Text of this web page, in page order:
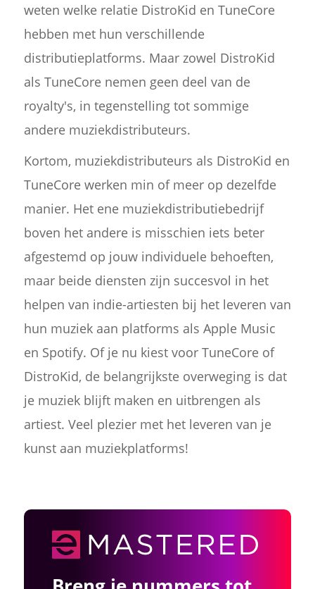
weten welke relatie DistroKid en TuneCore
hebben met hun verschillende
distributieplatforms. Maar zowel DistroKid
als TuneCore nemen geen deel van de
royalty's, in tegenstelling tot sommige
andere muziekdistributeurs.
Kortom, muziekdistributeurs als DistroKid en
TuneCore werken min of meer op dezelfde
manier. Het ene muziekdistributiebedrijf
boven het andere is misschien iets beter
afgestemd op jouw individuele behoeften,
maar beide diensten zijn succesvol in het
helpen van indie-artiesten bij het leveren van
hun muziek aan platforms als Apple Music
en Spotify. Of je nu kiest voor TuneCore of
DistroKid, de belangrijkste overweging is dat
je muziek blijft maken en uitbrengen als
artiest. Veel plezier met het leveren van je
kunst aan muziekplatforms!